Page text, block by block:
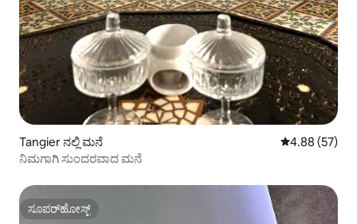
Tangier ನಲ್ಲಿ ಮನೆ 5 ರಲ್ಲಿ 4.88
4.88 (57)
ನಿಮಗಾಗಿ ಸುಂದರವಾದ ಮನೆ
ಸೂಪರ್‌ಹೋಸ್ಟ್
ಸೂಪರ್‌ಹೋಸ್ಟ್